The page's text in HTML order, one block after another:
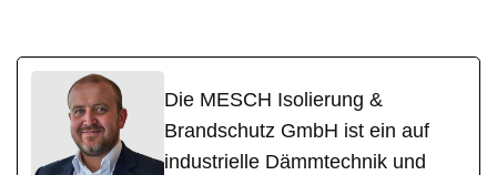
Die MESCH Isolierung &
Brandschutz GmbH ist ein auf
industrielle Dämmtechnik und